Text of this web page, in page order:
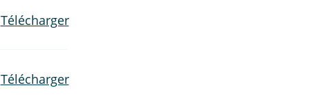
Télécharger
Télécharger